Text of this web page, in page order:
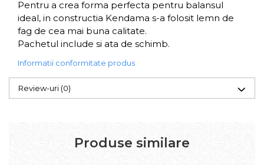
Pentru a crea forma perfecta pentru balansul
ideal, in constructia Kendama s-a folosit lemn de
fag de cea mai buna calitate.
Pachetul include si ata de schimb.
Informatii conformitate produs
Review-uri (0)
Produse similare